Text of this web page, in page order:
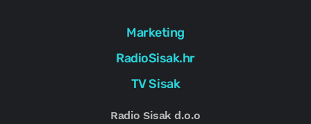
Marketing
RadioSisak.hr
TV Sisak
Radio Sisak d.o.o